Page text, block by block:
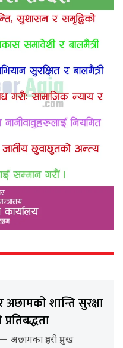
शान्ति सुरक्षा
प्रहरी प्रमुख